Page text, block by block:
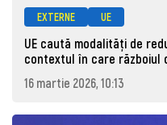
EXTERNE UE
UE caută modalități de
contextul în care războiul
16 martie 2026, 10:13